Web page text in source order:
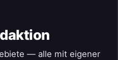
— alle mit eigener